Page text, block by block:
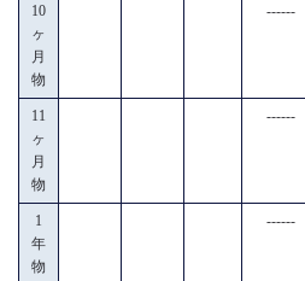
10
ヶ
月
物
------
11
ヶ
月
物
------
1
年
物
------